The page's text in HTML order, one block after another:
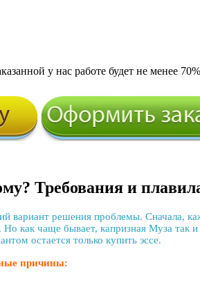
у нас работе будет не менее
Требования и
вариант решения проблемы. Сначала,
как чаще бывает, капризная Муза
остается только купить эссе.
причины: